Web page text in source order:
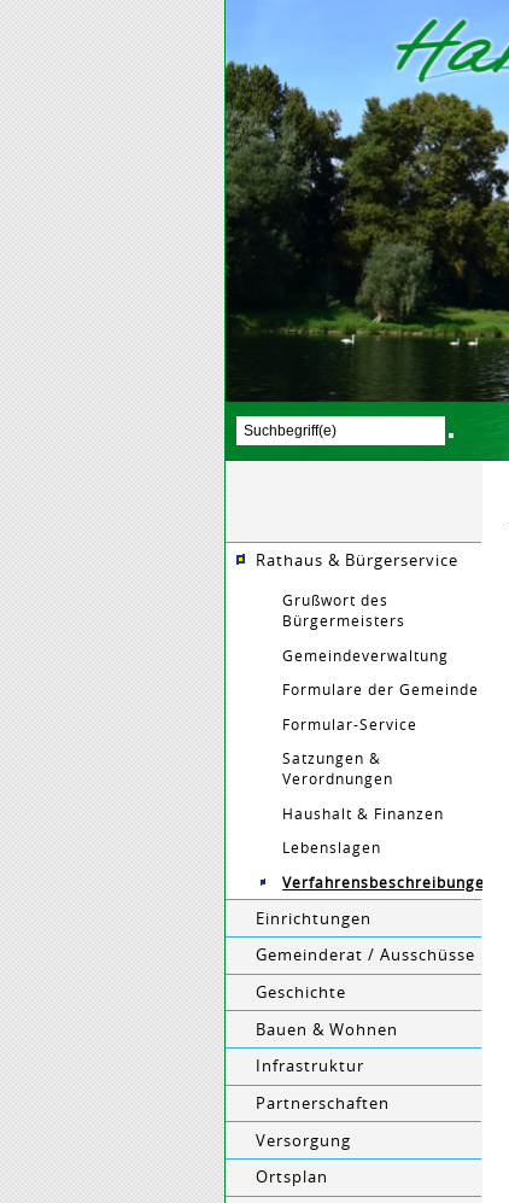
Rathaus & Bürgerservice
Grußwort des
Bürgermeisters
Gemeindeverwaltung
Formulare der Gemeinde
Formular-Service
Satzungen &
Verordnungen
Haushalt & Finanzen
Lebenslagen
Verfahrensbeschreibungen
Einrichtungen
Gemeinderat / Ausschüsse
Geschichte
Bauen & Wohnen
Infrastruktur
Partnerschaften
Versorgung
Ortsplan